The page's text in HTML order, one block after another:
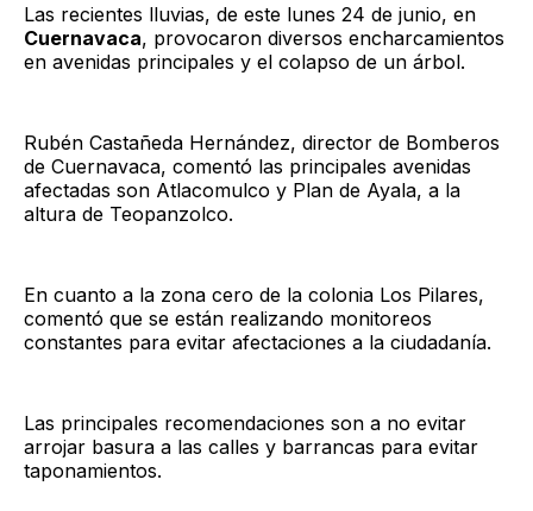
Las recientes lluvias, de este lunes 24 de junio, en
Cuernavaca, provocaron diversos encharcamientos
en avenidas principales y el colapso de un árbol.
Rubén Castañeda Hernández, director de Bomberos
de Cuernavaca, comentó las principales avenidas
afectadas son Atlacomulco y Plan de Ayala, a la
altura de Teopanzolco.
En cuanto a la zona cero de la colonia Los Pilares,
comentó que se están realizando monitoreos
constantes para evitar afectaciones a la ciudadanía.
Las principales recomendaciones son a no evitar
arrojar basura a las calles y barrancas para evitar
taponamientos.